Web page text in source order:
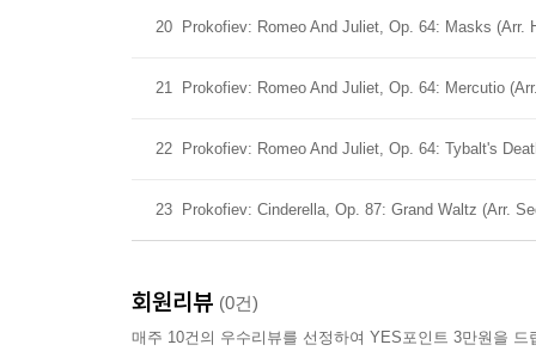
20 Prokofiev: Romeo And Juliet, Op. 64: Masks (Arr.
21 Prokofiev: Romeo And Juliet, Op. 64: Mercutio
22 Prokofiev: Romeo And Juliet, Op. 64: Tybalt's
23 Prokofiev: Cinderella, Op. 87: Grand Waltz (Arr.
회원리뷰 (0건)
매주 10건의 우수리뷰를 선정하여 YES포인트 3만원을 드